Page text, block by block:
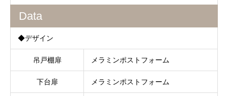
Data
◆デザイン
吊戸棚扉 メラミンポストフォーム
下台扉 メラミンポストフォーム